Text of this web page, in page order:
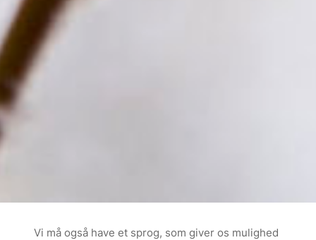
Vi må også have et sprog, som giver os mulighed